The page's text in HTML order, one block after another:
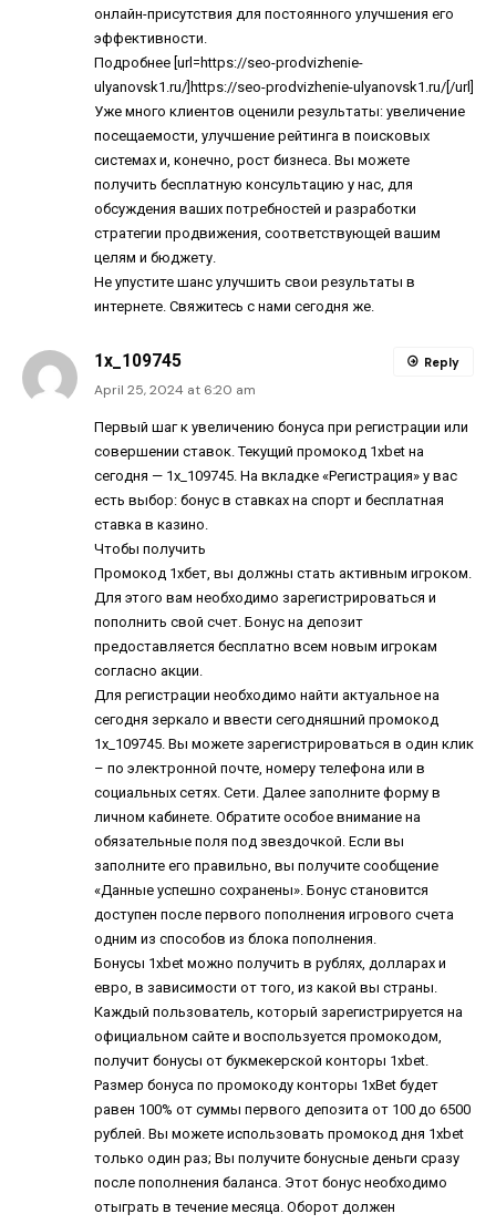
онлайн-присутствия для постоянного улучшения его
эффективности.
Подробнее [url=https://seo-prodvizhenie-
ulyanovsk1.ru/]https://seo-prodvizhenie-ulyanovsk1.ru/[/url]
Уже много клиентов оценили результаты: увеличение
посещаемости, улучшение рейтинга в поисковых
системах и, конечно, рост бизнеса. Вы можете
получить бесплатную консультацию у нас, для
обсуждения ваших потребностей и разработки
стратегии продвижения, соответствующей вашим
целям и бюджету.
Не упустите шанс улучшить свои результаты в
интернете. Свяжитесь с нами сегодня же.
1x_109745
April 25, 2024 at 6:20 am
Первый шаг к увеличению бонуса при регистрации или
совершении ставок. Текущий промокод 1xbet на
сегодня — 1x_109745. На вкладке «Регистрация» у вас
есть выбор: бонус в ставках на спорт и бесплатная
ставка в казино.
Чтобы получить
Промокод 1хбет, вы должны стать активным игроком.
Для этого вам необходимо зарегистрироваться и
пополнить свой счет. Бонус на депозит
предоставляется бесплатно всем новым игрокам
согласно акции.
Для регистрации необходимо найти актуальное на
сегодня зеркало и ввести сегодняшний промокод
1x_109745. Вы можете зарегистрироваться в один клик
– по электронной почте, номеру телефона или в
социальных сетях. Сети. Далее заполните форму в
личном кабинете. Обратите особое внимание на
обязательные поля под звездочкой. Если вы
заполните его правильно, вы получите сообщение
«Данные успешно сохранены». Бонус становится
доступен после первого пополнения игрового счета
одним из способов из блока пополнения.
Бонусы 1xbet можно получить в рублях, долларах и
евро, в зависимости от того, из какой вы страны.
Каждый пользователь, который зарегистрируется на
официальном сайте и воспользуется промокодом,
получит бонусы от букмекерской конторы 1xbet.
Размер бонуса по промокоду конторы 1xBet будет
равен 100% от суммы первого депозита от 100 до 6500
рублей. Вы можете использовать промокод дня 1xbet
только один раз; Вы получите бонусные деньги сразу
после пополнения баланса. Этот бонус необходимо
отыграть в течение месяца. Оборот должен
Reply